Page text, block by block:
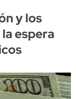
y los
espera